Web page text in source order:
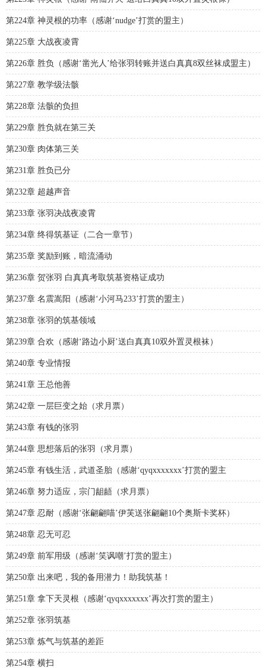
第224章 神灵根的功率（感谢‘nudge’打赏的盟主）
第225章 大战夜凌霄
第226章 胜负（感谢‘凿光人’给张羽转账并送白真真8双丝袜成盟主）
第227章 教学级法骸
第228章 法骸的负担
第229章 胜负就在第三关
第230章 肉体第三关
第231章 胜负已分
第232章 超越声音
第233章 张羽决战夜凌霄
第234章 终得筑基证（二合一章节）
第235章 奖励到账，暗流涌动
第236章 贺张羽 白真真考取筑基资格证成功
第237章 名震嵩阳（感谢‘小河马233’打赏的盟主）
第238章 张羽的筑基领域
第239章 合欢（感谢‘路边小厨’送白真真10双外置灵根袜）
第240章 专业情报
第241章 王总他善
第242章 一层巨变之始（求月票）
第243章 有钱的张羽
第244章 思想落后的张羽（求月票）
第245章 有钱生活，武道圣胎（感谢‘qyqxxxxxxx’打赏的盟主
第246章 努力适应，宗门龃龉（求月票）
第247章 忍耐（感谢‘张翩翩喵’伊芙送张翩翩10个奥斯卡奖杯）
第248章 忍无可忍
第249章 前军用级（感谢‘笑讽嘲’打赏的盟主）
第250章 出来吧，我的备用潜力！助我筑基！
第251章 拿下天灵根（感谢‘qyqxxxxxxx’再次打赏的盟主）
第252章 张羽筑基
第253章 炼气与筑基的差距
第254章 横扫